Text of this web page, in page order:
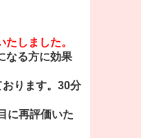
しました。
なる方に効果
ります。30分
に再評価いた